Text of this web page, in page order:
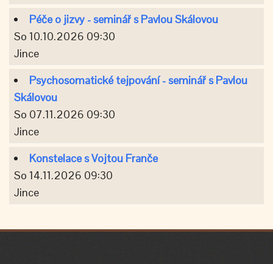
Péče o jizvy - seminář s Pavlou Skálovou
So 10.10.2026 09:30
Jince
Psychosomatické tejpování - seminář s Pavlou
Skálovou
So 07.11.2026 09:30
Jince
Konstelace s Vojtou Franče
So 14.11.2026 09:30
Jince